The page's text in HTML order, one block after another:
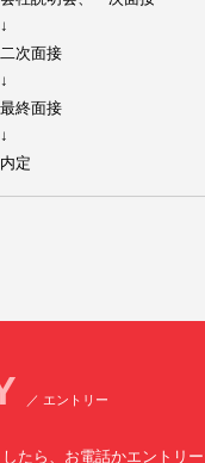
↓
二次面接
↓
最終面接
↓
内定
／ エントリー
たら、お電話かエントリ